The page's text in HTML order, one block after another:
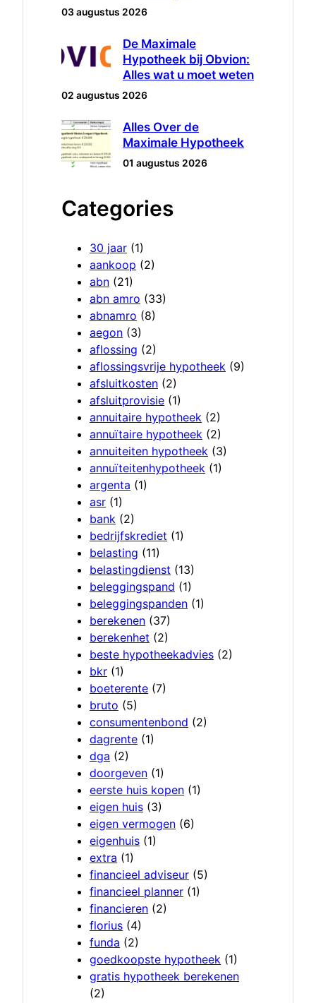
03 augustus 2026
De Maximale
Hypotheek bij Obvion:
Alles wat u moet weten
02 augustus 2026
Alles Over de
Maximale Hypotheek
01 augustus 2026
Categories
30 jaar (1)
aankoop (2)
abn (21)
abn amro (33)
abnamro (8)
aegon (3)
aflossing (2)
aflossingsvrije hypotheek (9)
afsluitkosten (2)
afsluitprovisie (1)
annuitaire hypotheek (2)
annuïtaire hypotheek (2)
annuiteiten hypotheek (3)
annuïteitenhypotheek (1)
argenta (1)
asr (1)
bank (2)
bedrijfskrediet (1)
belasting (11)
belastingdienst (13)
beleggingspand (1)
beleggingspanden (1)
berekenen (37)
berekenhet (2)
beste hypotheekadvies (2)
bkr (1)
boeterente (7)
bruto (5)
consumentenbond (2)
dagrente (1)
dga (2)
doorgeven (1)
eerste huis kopen (1)
eigen huis (3)
eigen vermogen (6)
eigenhuis (1)
extra (1)
financieel adviseur (5)
financieel planner (1)
financieren (2)
florius (4)
funda (2)
goedkoopste hypotheek (1)
gratis hypotheek berekenen
(2)